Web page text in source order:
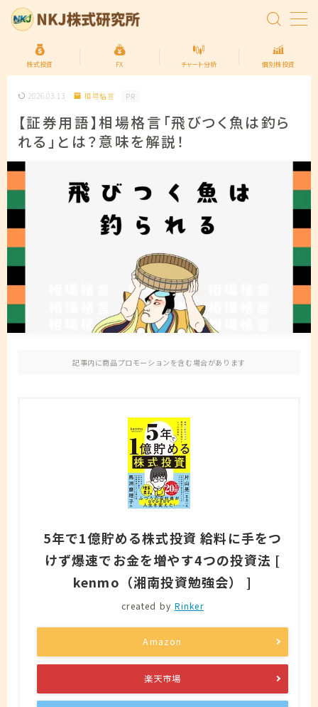
MENU
トップページ
株式投資の始め方
FXの始め方
プライバシーポリシー
株式投資 FX チャート分析 個別株投資
2026.03.13 相場格言 PR
【証券用語】相場格言「飛びつく魚は釣ら
れる」とは？意味を解説！
記事内に商品プロモーションを含む場合があります
5年で1億貯める株式投資 給料に手をつ
けず爆速でお金を増やす4つの投資法 [
kenmo（湘南投資勉強会） ]
created by Rinker
Amazon
楽天市場